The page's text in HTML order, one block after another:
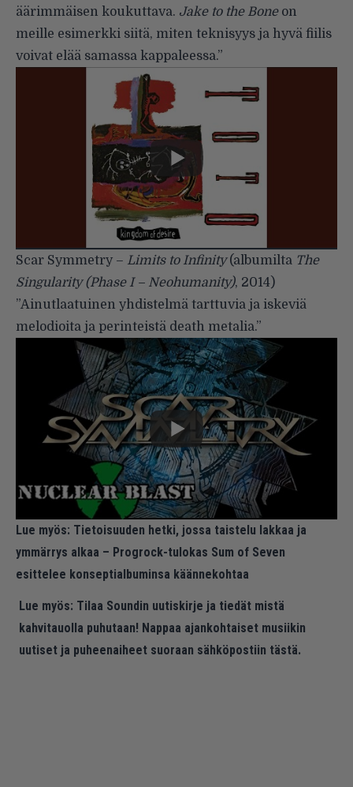
äärimmäisen koukuttava. Jake to the Boneon
meille esimerkki siitä, miten teknisyys ja hyvä fiilis
voivat elää samassa kappaleessa.”
Scar Symmetry – Limits to Infinity(albumilta The
Singularity (Phase I – Neohumanity), 2014)
”Ainutlaatuinen yhdistelmä tarttuvia ja iskeviä
melodioita ja perinteistä death metalia.”
Lue myös: Tietoisuuden hetki, jossa taistelu lakkaa ja
ymmärrys alkaa – Progrock-tulokas Sum of Seven
esittelee konseptialbuminsa käännekohtaa
Lue myös: Tilaa Soundin uutiskirje ja tiedät mistä
kahvitauolla puhutaan! Nappaa ajankohtaiset musiikin
uutiset ja puheenaiheet suoraan sähköpostiin tästä.